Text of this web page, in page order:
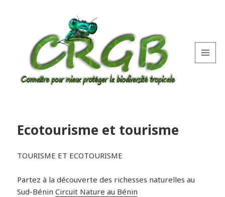
Ecotourisme et tourisme
TOURISME ET ECOTOURISME
Partez à la découverte des richesses naturelles au
Sud-BéninCircuit Nature au Bénin